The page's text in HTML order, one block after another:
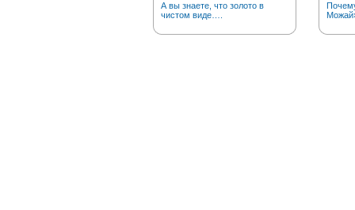
А вы знаете, что золото в
чистом виде….